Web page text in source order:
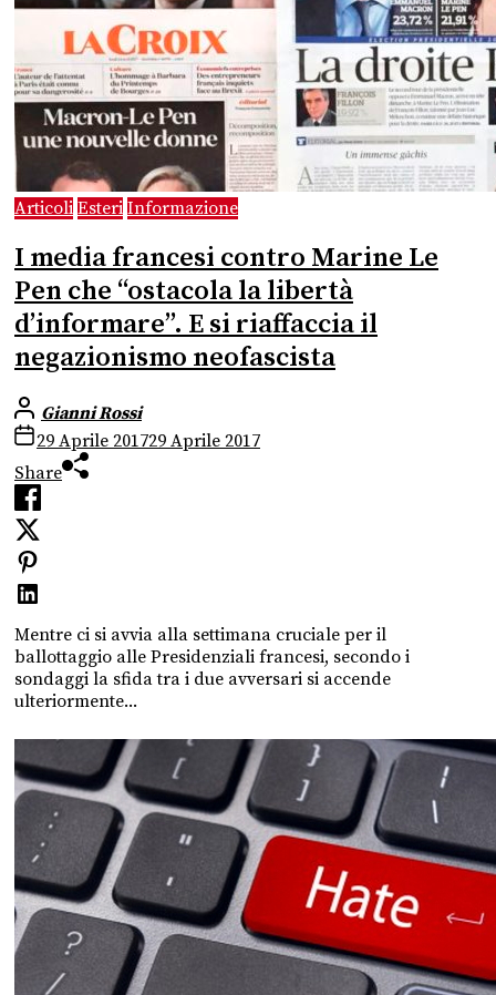
Articoli Esteri Informazione
I media francesi contro Marine Le
Pen che “ostacola la libertà
d’informare”. E si riaffaccia il
negazionismo neofascista
Gianni Rossi
29 Aprile 201729 Aprile 2017
Share
Mentre ci si avvia alla settimana cruciale per il
ballottaggio alle Presidenziali francesi, secondo i
sondaggi la sfida tra i due avversari si accende
ulteriormente...